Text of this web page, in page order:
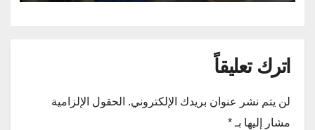
اترك تعليقاً
لن يتم نشر عنوان بريدك الإلكتروني. الحقول الإلزامية
مشار إليها بـ *